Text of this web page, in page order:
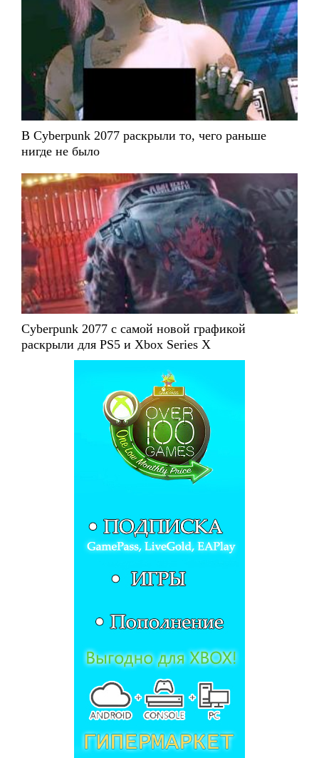
В Cyberpunk 2077 раскрыли то, чего раньше
нигде не было
Cyberpunk 2077 с самой новой графикой
раскрыли для PS5 и Xbox Series X